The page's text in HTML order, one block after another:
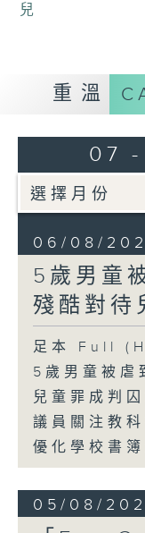
兒
重溫
07
06/08/
5歲男童
殘酷對待
足本 Full
5歲男童被虐
兒童罪成判
議員關注教
優化學校書
05/08/